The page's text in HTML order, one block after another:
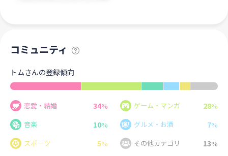
コミュニティ
トムさんの登録傾向
恋愛・結婚 34% ゲーム・マンガ 28%
音楽
10% グルメ・お酒 7%
スポーツ
5% その他カテゴリ 13%